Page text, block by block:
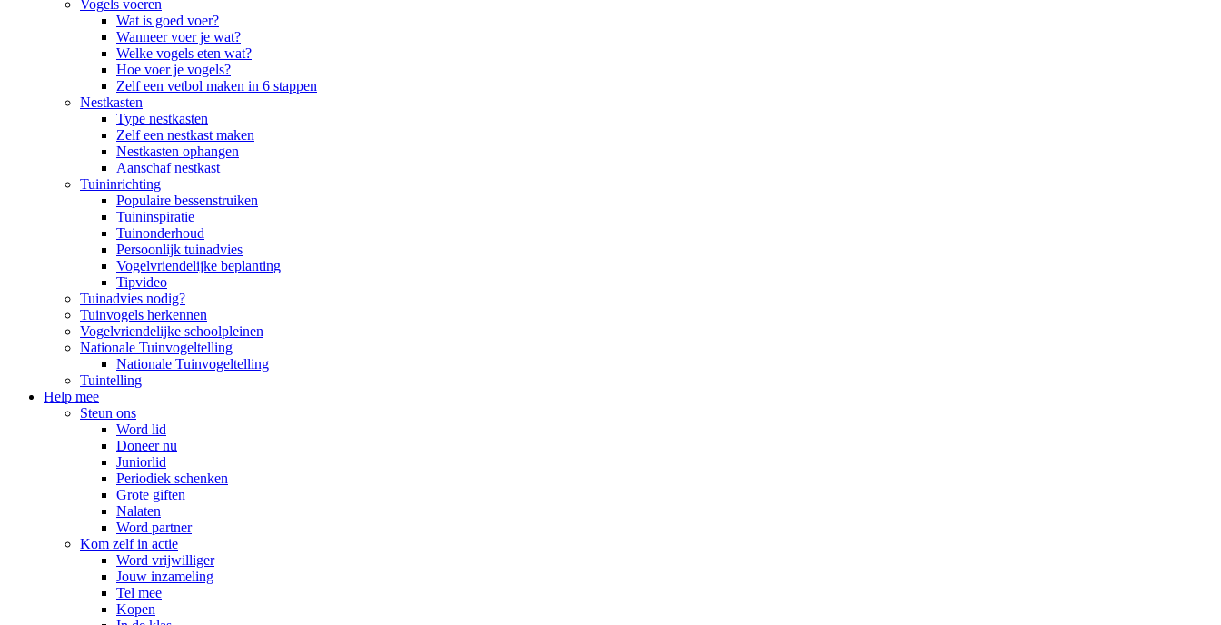
Vogels voeren
Wat is goed voer?
Wanneer voer je wat?
Welke vogels eten wat?
Hoe voer je vogels?
Zelf een vetbol maken in 6 stappen
Nestkasten
Type nestkasten
Zelf een nestkast maken
Nestkasten ophangen
Aanschaf nestkast
Tuininrichting
Populaire bessenstruiken
Tuininspiratie
Tuinonderhoud
Persoonlijk tuinadvies
Vogelvriendelijke beplanting
Tipvideo
Tuinadvies nodig?
Tuinvogels herkennen
Vogelvriendelijke schoolpleinen
Nationale Tuinvogeltelling
Nationale Tuinvogeltelling
Tuintelling
Help mee
Steun ons
Word lid
Doneer nu
Juniorlid
Periodiek schenken
Grote giften
Nalaten
Word partner
Kom zelf in actie
Word vrijwilliger
Jouw inzameling
Tel mee
Kopen